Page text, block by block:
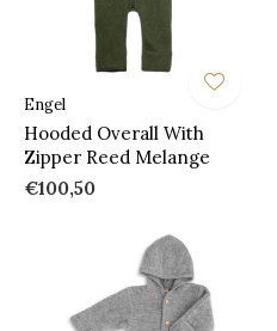
Engel
Hooded Overall With
Zipper Reed Melange
€100,50